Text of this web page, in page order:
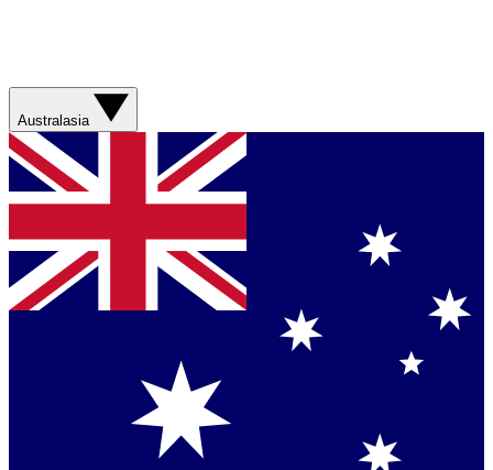
Australasia